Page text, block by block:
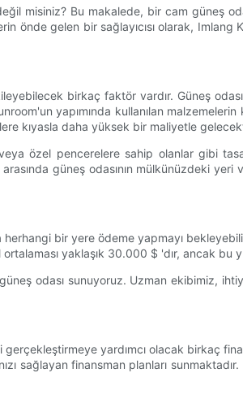
misiniz? Bu makalede, bir cam güneş
gelen bir sağlayıcısı olarak, Imlang
birkaç faktör vardır. Güneş
yapımında kullanılan malzemelerin
kıyasla daha yüksek bir maliyetle
özel pencerelere sahip olanlar gibi
güneş odasının mülkünüzdeki
bir yere ödeme yapmayı
yaklaşık 30.000 $ 'dır, ancak bu
odası sunuyoruz. Uzman ekibimiz,
yardımcı olacak birkaç
sağlayan finansman planları